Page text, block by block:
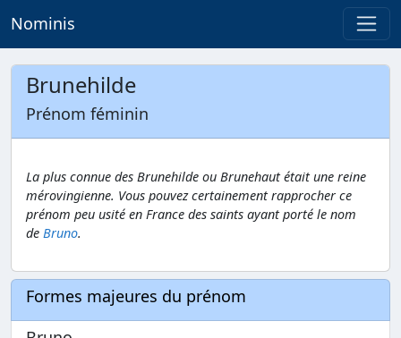
Nominis
Brunehilde
Prénom féminin
La plus connue des Brunehilde ou Brunehaut était une reine
mérovingienne. Vous pouvez certainement rapprocher ce
prénom peu usité en France des saints ayant porté le nom
de Bruno.
Formes majeures du prénom